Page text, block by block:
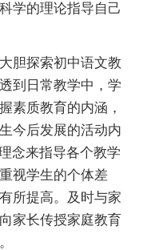
学的理论指导自己
胆探索初中语文教
到日常教学中，学
素质教育的内涵，
今后发展的活动内
念来指导各个教学
视学生的个体差
所提高。及时与家
家长传授家庭教育